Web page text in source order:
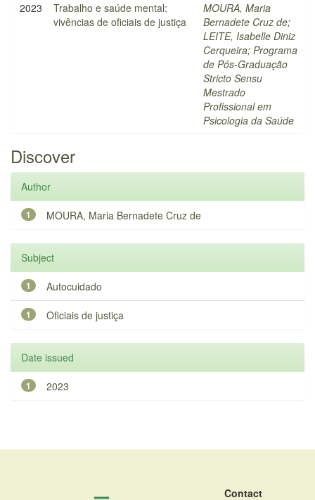
2023
Trabalho e saúde mental:
vivências de oficiais de justiça
MOURA, Maria
Bernadete Cruz de;
LEITE, Isabelle Diniz
Cerqueira; Programa
de Pós-Graduação
Stricto Sensu
Mestrado
Profissional em
Psicologia da Saúde
Discover
Author
1 MOURA, Maria Bernadete Cruz de
Subject
1 Autocuidado
1 Oficiais de justiça
Date issued
1 2023
Contact